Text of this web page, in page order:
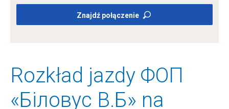
Znajdź połączenie
Rozkład jazdy ФОП
«Біловус В.Б» na